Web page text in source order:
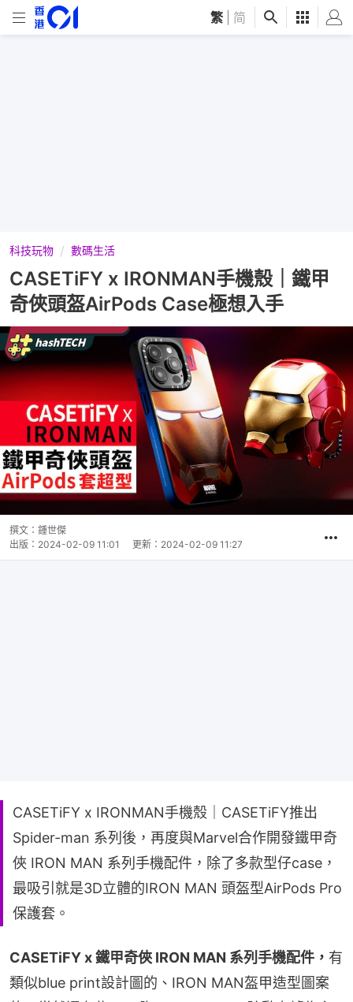
繁 简
科技玩物 數碼生活
CASETiFY x IRONMAN手機殼｜鐵甲
奇俠頭盔AirPods Case極想入手
撰文： 鍾世傑
出版： 2024-02-09 11:01 更新： 2024-02-09 11:27
CASETiFY x IRONMAN手機殼｜CASETiFY推出
Spider-man 系列後，再度與Marvel合作開發鐵甲奇
俠 IRON MAN 系列手機配件，除了多款型仔case，
最吸引就是3D立體的IRON MAN 頭盔型AirPods Pro
保護套。
CASETiFY x 鐵甲奇俠 IRON MAN 系列手機配件， 有
類似blue print設計圖的、IRON MAN盔甲造型圖案